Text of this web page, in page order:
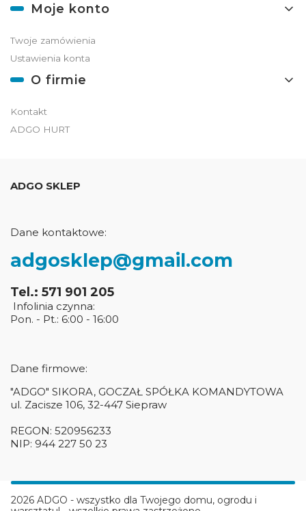
Moje konto
Twoje zamówienia
Ustawienia konta
O firmie
Kontakt
ADGO HURT
ADGO SKLEP
Dane kontaktowe:
adgosklep@gmail.com
Tel.: 571 901 205
Infolinia czynna:
Pon. - Pt.: 6:00 - 16:00
Dane firmowe:
"ADGO" SIKORA, GOCZAŁ SPÓŁKA KOMANDYTOWA
ul. Zacisze 106, 32-447 Siepraw
REGON: 520956233
NIP: 944 227 50 23
2026 ADGO - wszystko dla Twojego domu, ogrodu i